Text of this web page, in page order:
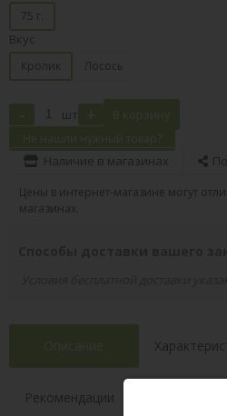
75 г.
Вкус
Кролик Лосось
- шт + В корзину
Не нашли нужный товар?
Наличие в магазинах
Цены в интернет-магазине могут
магазинах.
Описание
Рекомендации